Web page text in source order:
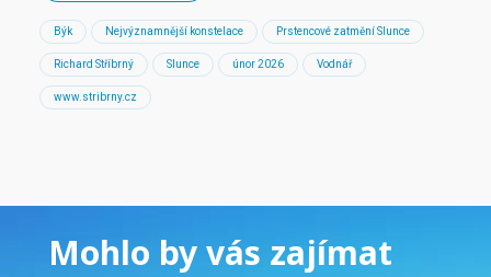
Býk Nejvýznamnější konstelace Prstencové zatmění Slunce
Richard Stříbrný Slunce únor 2026 Vodnář
www.stribrny.cz
Mohlo by vás zajímat